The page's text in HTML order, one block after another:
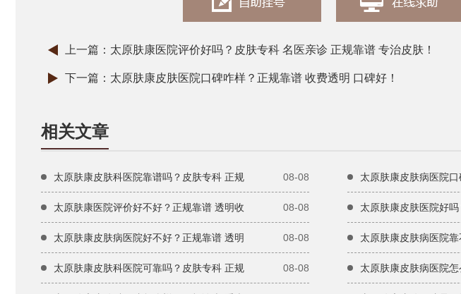
上一篇： 太原肤康医院评价好吗？皮肤专科 名医亲诊 正规靠谱 专治皮肤！
下一篇： 太原肤康皮肤医院口碑咋样？正规靠谱 收费透明 口碑好！
相关文章
太原肤康皮肤科医院靠谱吗？皮肤专科 正规 08-08 太原肤康皮肤病医院
太原肤康医院评价好不好？正规靠谱 透明收 08-08 太原肤康皮肤医院好
太原肤康皮肤病医院好不好？正规靠谱 透明 08-08 太原肤康皮肤病医院
太原肤康皮肤科医院可靠吗？皮肤专科 正规 08-08 太原肤康皮肤病医院